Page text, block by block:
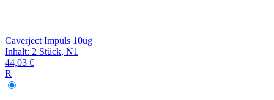
Caverject Impuls 10ug
Inhalt: 2 Stück, N1
44,03 €
R